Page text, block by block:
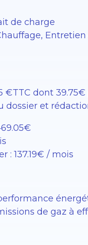
de charge
€TTC dont
dossier et
: 137.19€ / mois
de gaz à